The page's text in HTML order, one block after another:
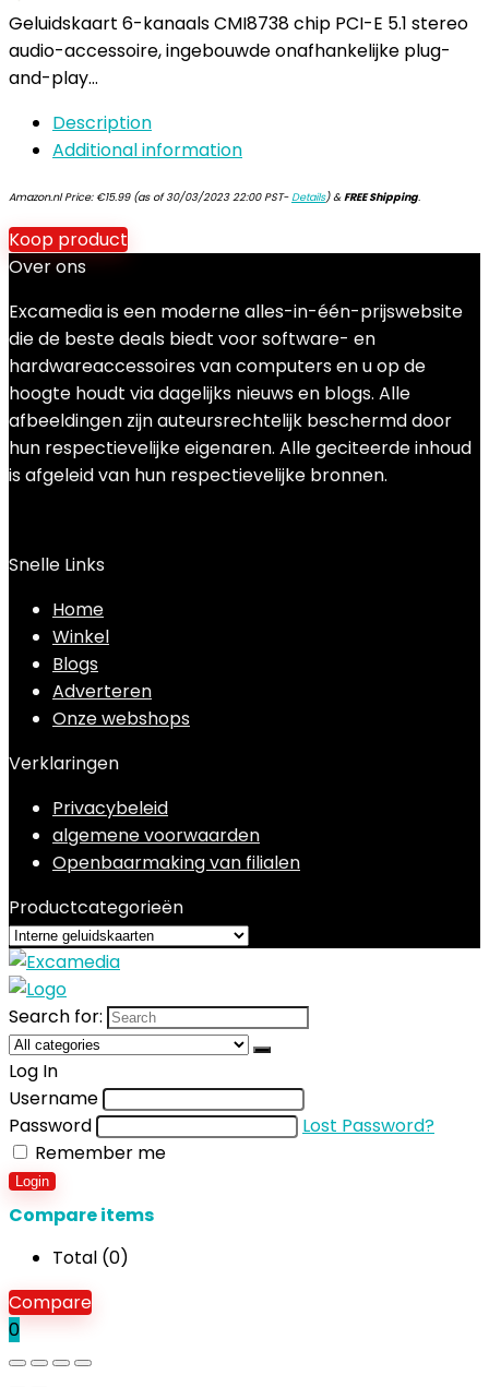
Geluidskaart 6-kanaals CMI8738 chip PCI-E 5.1 stereo
audio-accessoire, ingebouwde onafhankelijke plug-
and-play…
Description
Additional information
Amazon.nl Price: €15.99(as of 30/03/2023 22:00 PST-Details)&FREE Shipping.
Koop product
Over ons
Excamedia is een moderne alles-in-één-prijswebsite
die de beste deals biedt voor software- en
hardwareaccessoires van computers en u op de
hoogte houdt via dagelijks nieuws en blogs. Alle
afbeeldingen zijn auteursrechtelijk beschermd door
hun respectievelijke eigenaren. Alle geciteerde inhoud
is afgeleid van hun respectievelijke bronnen.
Snelle Links
Home
Winkel
Blogs
Adverteren
Onze webshops
Verklaringen
Privacybeleid
algemene voorwaarden
Openbaarmaking van filialen
Productcategorieën
Search for:
Log In
Username
Password
Lost Password?
Remember me
Login
Compare items
Total (0)
Compare
0